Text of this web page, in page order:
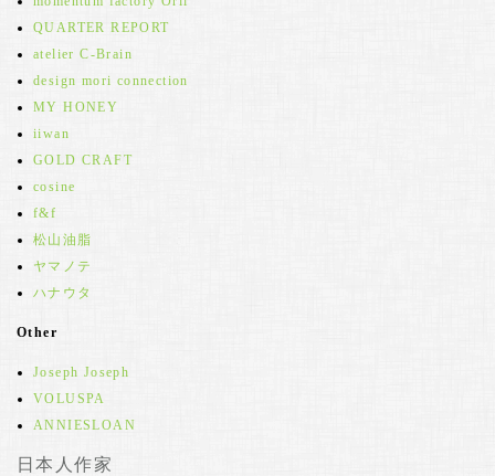
QUARTER REPORT
atelier C-Brain
design mori connection
MY HONEY
iiwan
GOLD CRAFT
cosine
f&f
松山油脂
ヤマノテ
ハナウタ
Other
Joseph Joseph
VOLUSPA
ANNIESLOAN
日本人作家